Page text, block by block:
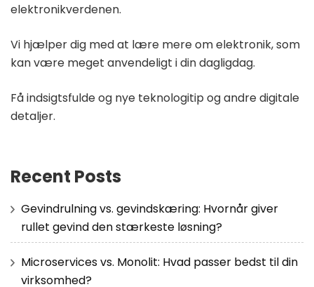
elektronikverdenen.
Vi hjælper dig med at lære mere om elektronik, som
kan være meget anvendeligt i din dagligdag.
Få indsigtsfulde og nye teknologitip og andre digitale
detaljer.
Recent Posts
Gevindrulning vs. gevindskæring: Hvornår giver
rullet gevind den stærkeste løsning?
Microservices vs. Monolit: Hvad passer bedst til din
virksomhed?